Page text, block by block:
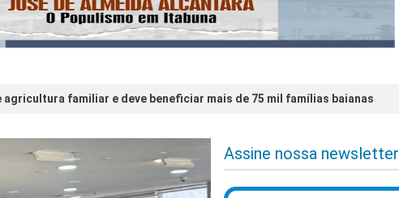
familiar e deve beneficiar mais de 75 mil famílias baianas
Assine nossa newsletter